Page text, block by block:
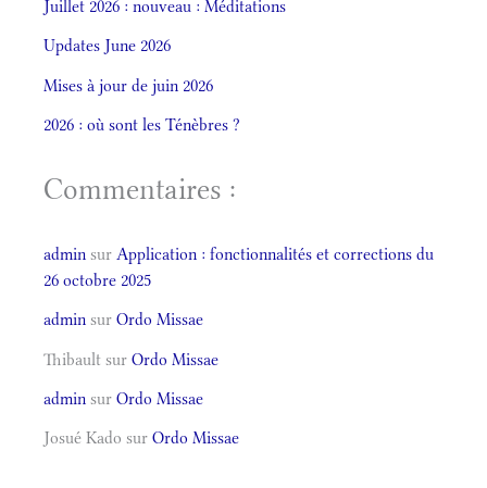
Juillet 2026 : nouveau : Méditations
Updates June 2026
Mises à jour de juin 2026
2026 : où sont les Ténèbres ?
Commentaires :
admin sur Application : fonctionnalités et corrections du
26 octobre 2025
admin sur Ordo Missae
Thibault sur Ordo Missae
admin sur Ordo Missae
Josué Kado sur Ordo Missae